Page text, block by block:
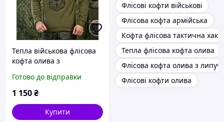
Тепла військова флісова
кофта олива з
військова кофта фліска,
армійська фліска ДШВ
Готово до відправки
1 150₴
Купити
Флісові кофти військові
Флісова кофта армійська
Кофта флісова тактична хакі
Тепла флісова кофта олива
Флісова кофта олива з
Флісові кофти олива